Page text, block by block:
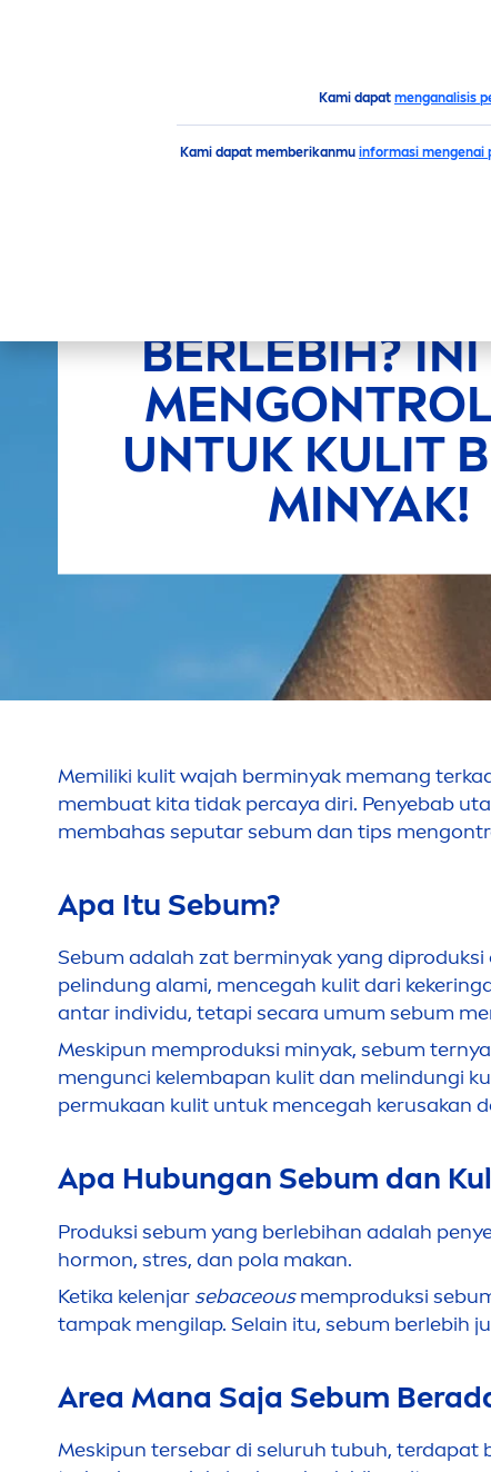
Kami dapat menganalisis
Kami dapat memberikanmu informasi mengenai
gontrol Produksi Sebum Berlebih
BERLEBIH?
MEN
UNTUK KULIT
MINYAK!
Memiliki kulit wajah berminyak memang
membuat kita tidak percaya diri. Penyebab
membahas seputar sebum dan tips men
Apa Itu Sebum?
Sebum adalah zat berminyak yang diproduksi
pelindung alami, mencegah kulit dari
antar individu, tetapi secara umum sebum
Meskipun memproduksi minyak, sebum
mengunci kelembapan kulit dan melindungi
permukaan kulit untuk mencegah kerusakan
Apa Hubungan Sebum dan
Produksi sebum yang berlebihan adalah
hormon, stres, dan pola makan.
Ketika kelenjar sebaceousmemproduksi
tampak mengilap. Selain itu, sebum berlebih
Area Mana Saja Sebum
Meskipun tersebar di seluruh tubuh, terdapat